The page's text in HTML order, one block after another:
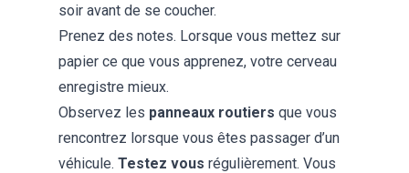
soir avant de se coucher.
Prenez des notes. Lorsque vous mettez sur
papier ce que vous apprenez, votre cerveau
enregistre mieux.
Observez les panneaux routiers que vous
rencontrez lorsque vous êtes passager d’un
véhicule. Testez vous régulièrement. Vous